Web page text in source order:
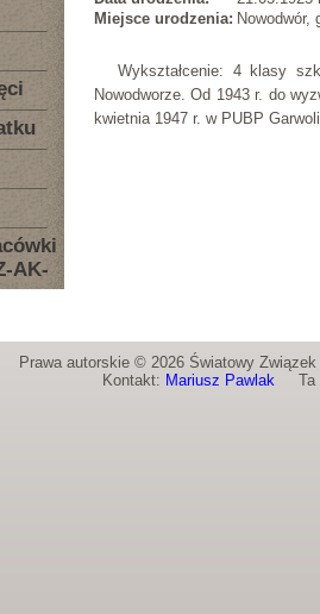
AK-
Miejsce urodzenia: Nowodwór,
Wykształcenie: 4 klasy
Nowodworze. Od 1943 r. do
kwietnia 1947 r. w PUBP
Prawa autorskie © 2026 Światowy
Kontakt: Mariusz PawlakTa